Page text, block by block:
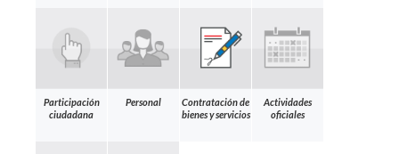
Participación
ciudadana
Personal
Contratación de
bienes y servicios
Actividades
oficiales